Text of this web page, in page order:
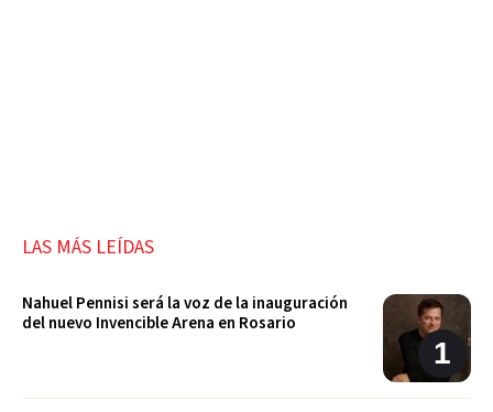
LAS MÁS LEÍDAS
Nahuel Pennisi será la voz de la inauguración
del nuevo Invencible Arena en Rosario